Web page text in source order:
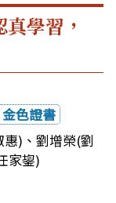
學習，
金色證書
惠) 、 劉增榮(劉
家鋆)